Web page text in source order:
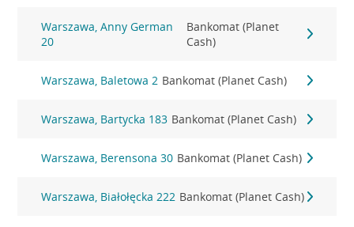
Warszawa, Anny German
20
Bankomat (Planet
Cash)
Warszawa, Baletowa 2 Bankomat (Planet Cash)
Warszawa, Bartycka 183 Bankomat (Planet Cash)
Warszawa, Berensona 30 Bankomat (Planet Cash)
Warszawa, Białołęcka 222 Bankomat (Planet Cash)